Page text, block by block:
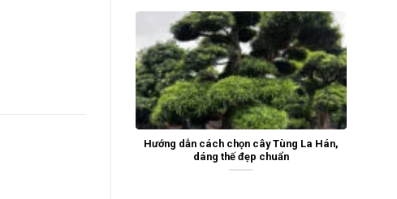
Hướng dẫn cách chọn cây Tùng La Hán,
dáng thế đẹp chuẩn